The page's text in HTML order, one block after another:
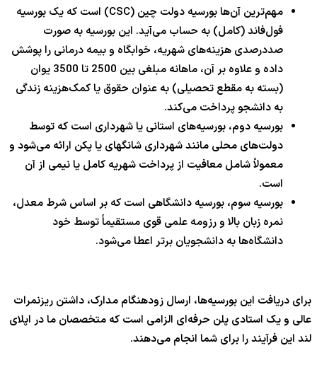
مهم‌ترین آن‌ها بورسیه دولت چین (CSC) است که یک بورسیه
فول‌فاند (کامل) به حساب می‌آید. این بورسیه به صورت
صددرصدی هزینه‌های شهریه، خوابگاه و بیمه درمانی را پوشش
داده و علاوه بر آن، ماهانه مبلغی بین 2500 تا 3500 یوان
(بسته به مقطع تحصیلی) به عنوان حقوق یا کمک‌هزینه زندگی
به دانشجو پرداخت می‌کند.
بورسیه دوم، بورسیه‌های استانی یا شهرداری است که توسط
دولت‌های محلی مانند شهرداری شانگهای یا پکن ارائه می‌شود و
معمولاً شامل معافیت از پرداخت شهریه کامل یا نیمی از آن
است.
بورسیه سوم، بورسیه دانشگاهی است که بر اساس شرط معدل،
نمره زبان بالا و رزومه علمی قوی مستقیماً توسط خود
دانشگاه‌ها به دانشجویان برتر اعطا می‌شود.
برای دریافت این بورسیه‌ها، ارسال زودهنگام مدارک، داشتن ریزنمرات
عالی و یک استادی پلن حرفه‌ای الزامی است که متخصصان ما در اپلای
لند این فرآیند را برای شما انجام می‌دهند.